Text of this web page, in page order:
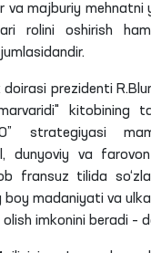
va majburiy mehnatni
rolini oshirish
prezidenti R.
kitobining
strategiyasi
dunyoviy va
fransuz tilida
boy madaniyati va
olish imkonini beradi –